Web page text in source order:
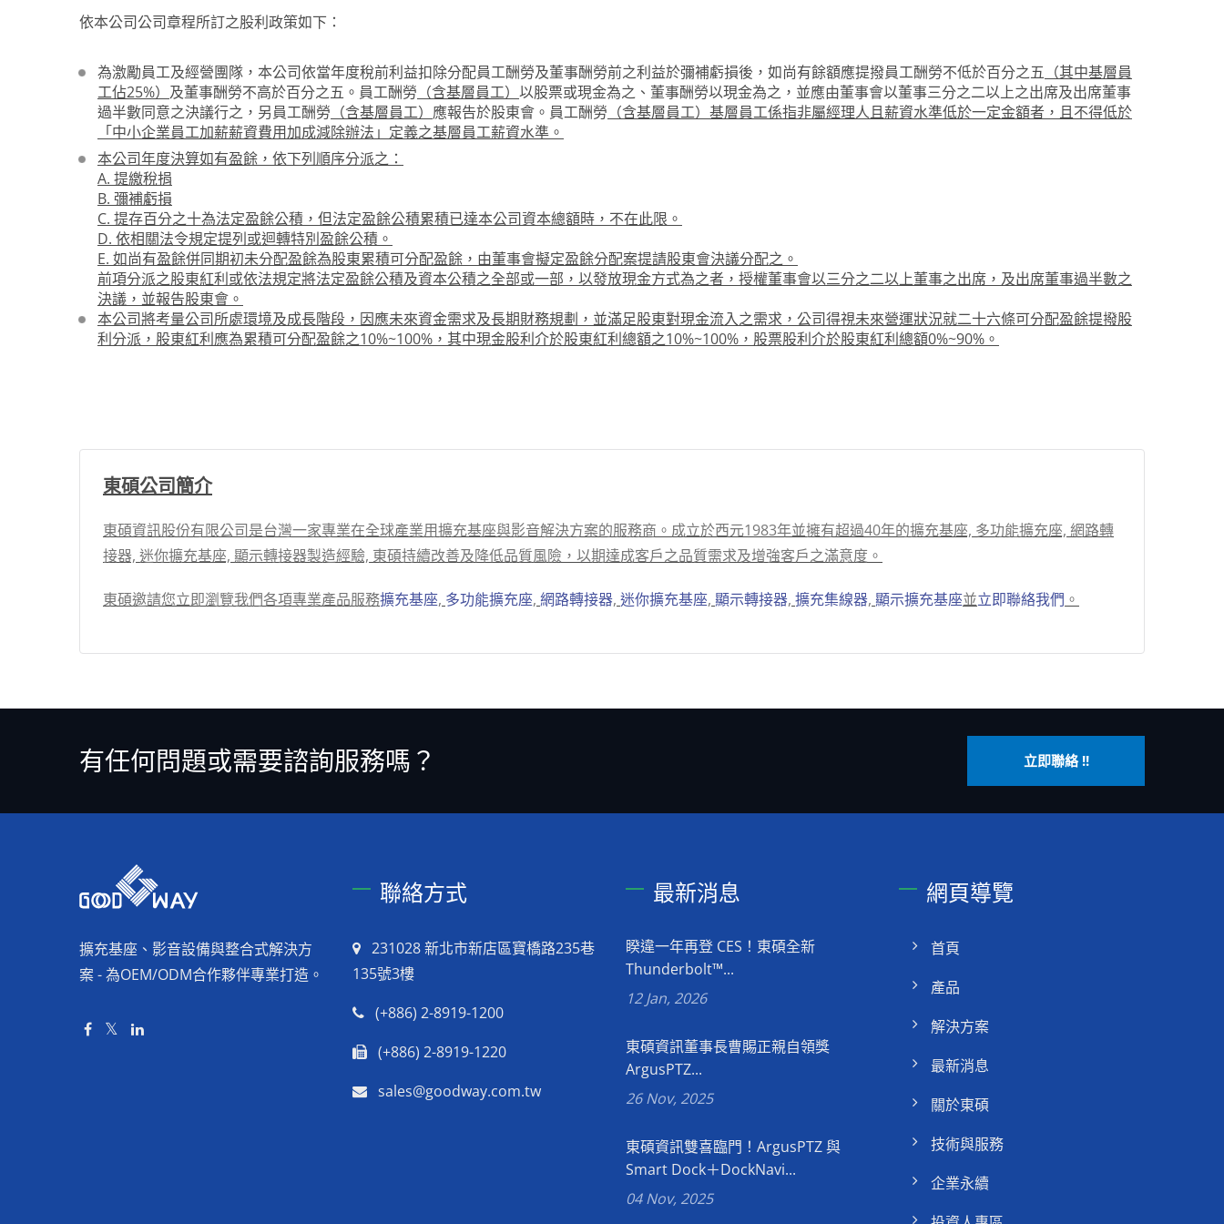
依本公司公司章程所訂之股利政策如下：
為激勵員工及經營團隊，本公司依當年度稅前利益扣除分配員工酬勞及董事酬勞前之利益於彌補虧損後，如尚有餘額應提撥員工酬勞不低於百分之五 （其中基層員
工佔25%） 及董事酬勞不高於百分之五。員工酬勞 （含基層員工） 以股票或現金為之、董事酬勞以現金為之，並應由董事會以董事三分之二以上之出席及出席董事
過半數同意之決議行之，另員工酬勞 （含基層員工） 應報告於股東會。員工酬勞 （含基層員工） 基層員工係指非屬經理人且薪資水準低於一定金額者，且不得低於
「中小企業員工加薪薪資費用加成減除辦法」定義之基層員工薪資水準。
本公司年度決算如有盈餘，依下列順序分派之：
A. 提繳稅捐
B. 彌補虧損
C. 提存百分之十為法定盈餘公積，但法定盈餘公積累積已達本公司資本總額時，不在此限。
D. 依相關法令規定提列或迴轉特別盈餘公積。
E. 如尚有盈餘併同期初未分配盈餘為股東累積可分配盈餘，由董事會擬定盈餘分配案提請股東會決議分配之。
前項分派之股東紅利或依法規定將法定盈餘公積及資本公積之全部或一部，以發放現金方式為之者，授權董事會以三分之二以上董事之出席，及出席董事過半數之
決議，並報告股東會。
本公司將考量公司所處環境及成長階段，因應未來資金需求及長期財務規劃，並滿足股東對現金流入之需求，公司得視未來營運狀況就二十六條可分配盈餘提撥股
利分派，股東紅利應為累積可分配盈餘之10%~100%，其中現金股利介於股東紅利總額之10%~100%，股票股利介於股東紅利總額0%~90%。
東碩公司簡介
東碩資訊股份有限公司是台灣一家專業在全球產業用擴充基座與影音解決方案的服務商。成立於西元1983年並擁有超過40年的擴充基座, 多功能擴充座, 網路轉
接器, 迷你擴充基座, 顯示轉接器製造經驗, 東碩持續改善及降低品質風險，以期達成客戶之品質需求及增強客戶之滿意度。
東碩邀請您立即瀏覽我們各項專業產品服務擴充基座, 多功能擴充座, 網路轉接器, 迷你擴充基座, 顯示轉接器, 擴充集線器, 顯示擴充基座並立即聯絡我們 。
有任何問題或需要諮詢服務嗎？ 立即聯絡 !!
擴充基座、影音設備與整合式解決方
案 - 為OEM/ODM合作夥伴專業打造。
聯絡方式
231028 新北市新店區寶橋路235巷
135號3樓
(+886) 2-8919-1200
(+886) 2-8919-1220
sales@goodway.com.tw
最新消息
睽違一年再登 CES！東碩全新
Thunderbolt™...
12 Jan, 2026
東碩資訊董事長曹賜正親自領獎
ArgusPTZ...
26 Nov, 2025
東碩資訊雙喜臨門！ArgusPTZ 與
Smart Dock＋DockNavi...
04 Nov, 2025
網頁導覽
首頁
產品
解決方案
最新消息
關於東碩
技術與服務
企業永續